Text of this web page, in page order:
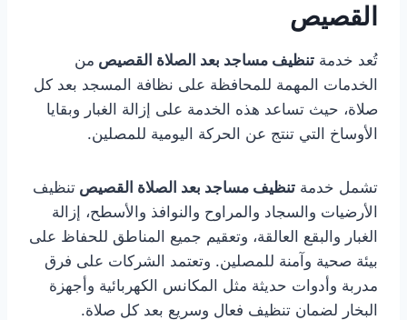
القصيص
تُعد خدمة تنظيف مساجد بعد الصلاة القصيص من
الخدمات المهمة للمحافظة على نظافة المسجد بعد كل
صلاة، حيث تساعد هذه الخدمة على إزالة الغبار وبقايا
الأوساخ التي تنتج عن الحركة اليومية للمصلين.
تشمل خدمة تنظيف مساجد بعد الصلاة القصيص تنظيف
الأرضيات والسجاد والمراوح والنوافذ والأسطح، إزالة
الغبار والبقع العالقة، وتعقيم جميع المناطق للحفاظ على
بيئة صحية وآمنة للمصلين. وتعتمد الشركات على فرق
مدربة وأدوات حديثة مثل المكانس الكهربائية وأجهزة
البخار لضمان تنظيف فعال وسريع بعد كل صلاة.